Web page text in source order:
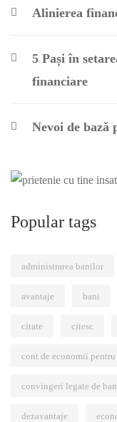
Alinierea
5 Pași în
financiare
Nevoi de bază
Popular tags
administrarea banilor
avantaje bani
citate citesc
cont de economii
convingeri legate de
dezavantaje